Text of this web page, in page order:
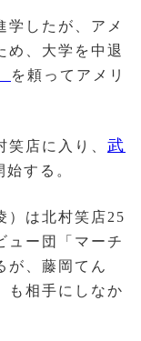
学したが、アメ
め、大学を中退
を頼ってアメリ
店に入り、 武
する。
）は北村笑店25
ュー団「マーチ
が、藤岡てん
も相手にしなか